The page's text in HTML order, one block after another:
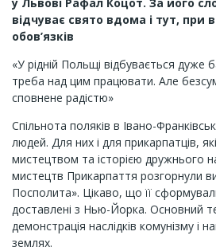
відчуває свято вдома і тут, при
обов’язків
«У рідній Польщі відбувається дуже
треба над цим працювати. Але
сповнене радістю»
Спільнота поляків в Івано-
людей. Для них і для прикарпатців,
мистецтвом та історією дружнього
мистецтв Прикарпаття розгорнули
Посполита». Цікаво, що її
доставлені з Нью-Йорка. Основний
демонстрація наслідків комунізму і
землях.